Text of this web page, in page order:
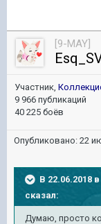
[9-MAY]
Участник,
9 966 публикаций
40 225 боёв
Опубликовано: 22
В 22.06.2018
сказал:
Думаю, просто